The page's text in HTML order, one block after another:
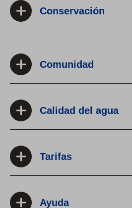
Conservación
Comunidad
Calidad del agua
Tarifas
Ayuda